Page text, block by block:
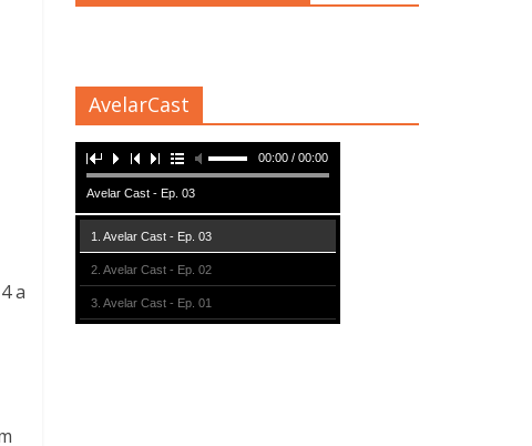
a
AvelarCast
00:00 / 00:00
Avelar Cast - Ep. 03
1. Avelar Cast - Ep. 03
2. Avelar Cast - Ep. 02
3. Avelar Cast - Ep. 01